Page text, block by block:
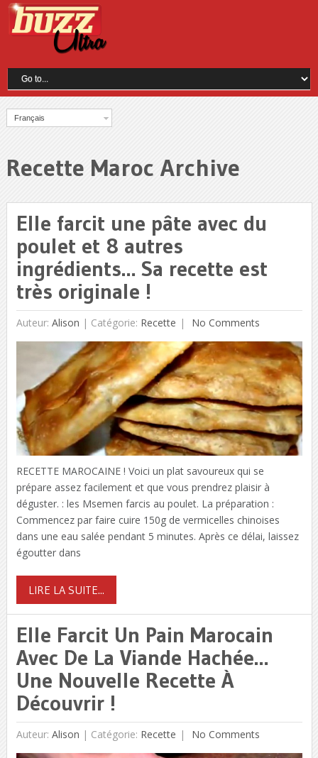
Français
Recette Maroc Archive
Elle farcit une pâte avec du
poulet et 8 autres
ingrédients… Sa recette est
très originale !
Auteur: Alison | Catégorie: Recette No Comments
RECETTE MAROCAINE ! Voici un plat savoureux qui se
prépare assez facilement et que vous prendrez plaisir à
déguster. : les Msemen farcis au poulet. La préparation :
Commencez par faire cuire 150g de vermicelles chinoises
dans une eau salée pendant 5 minutes. Après ce délai, laissez
égoutter dans
LIRE LA SUITE...
Elle Farcit Un Pain Marocain
Avec De La Viande Hachée…
Une Nouvelle Recette À
Découvrir !
Auteur: Alison | Catégorie: Recette No Comments